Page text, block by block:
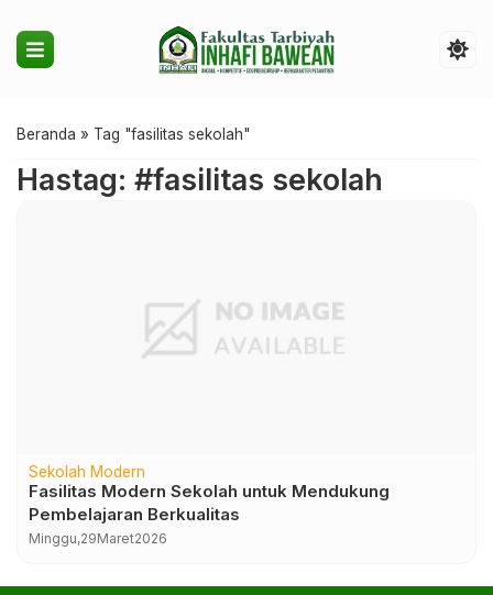
Beranda » Tag "fasilitas sekolah"
Hastag: #fasilitas sekolah
Sekolah Modern
Fasilitas Modern Sekolah untuk Mendukung
Pembelajaran Berkualitas
Minggu,29Maret2026